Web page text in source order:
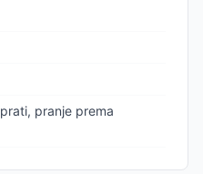
pranje prema